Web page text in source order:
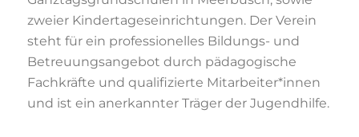
zweier Kindertageseinrichtungen. Der Verein
steht für ein professionelles Bildungs- und
Betreuungsangebot durch pädagogische
Fachkräfte und qualifizierte Mitarbeiter*innen
und ist ein anerkannter Träger der Jugendhilfe.